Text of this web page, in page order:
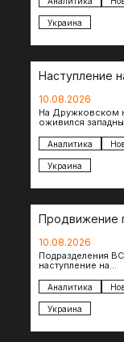
Украина
Наступление
10.08.2026
На Дружковском
оживился
после
продвинулись
Аналитика
Украина
Продвижение
10.08.2026
Подразделения
наступление на
продвигаясь на
Достигнуты
Белицкого, где по…
Аналитика
Украина